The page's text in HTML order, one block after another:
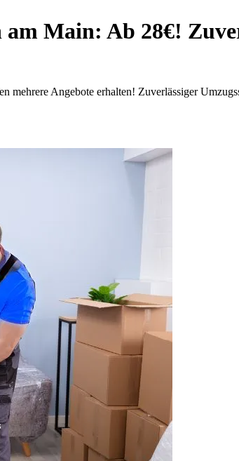
Main: Ab 28€!
mehrere Angebote erhalten! Zuverlässiger